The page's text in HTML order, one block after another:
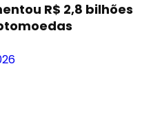
R$ 2,8 bilhões